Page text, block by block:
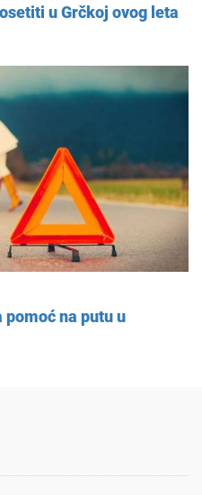
u Grčkoj ovog leta
na putu u